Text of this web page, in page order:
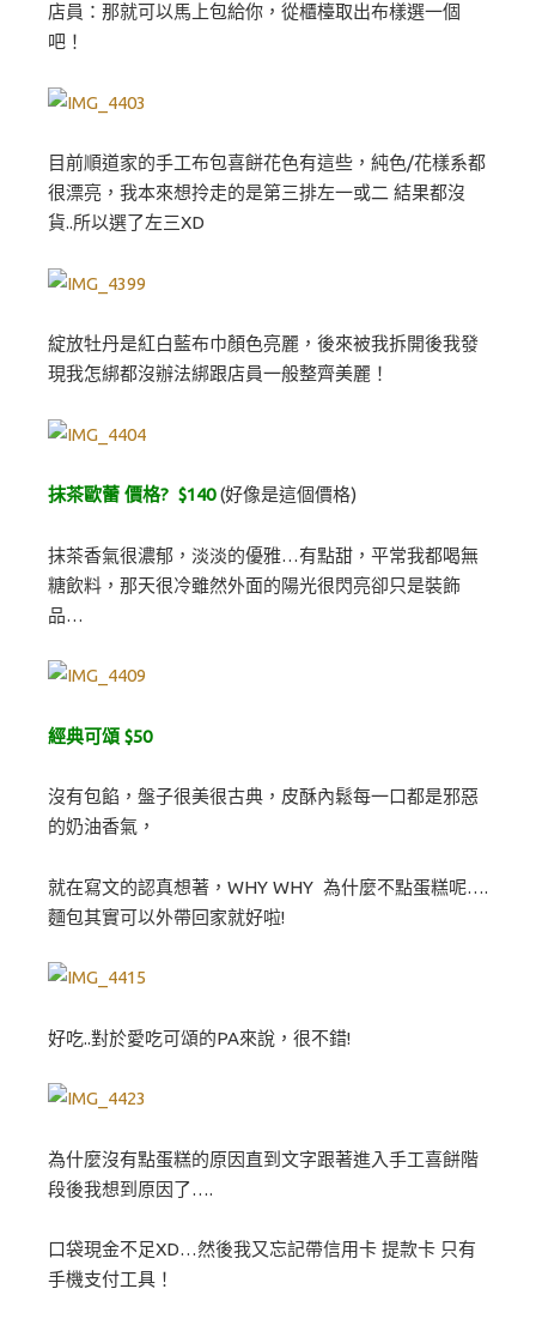
店員：那就可以馬上包給你，從櫃檯取出布樣選一個
吧！
目前順道家的手工布包喜餅花色有這些，純色/花樣系都
很漂亮，我本來想拎走的是第三排左一或二 結果都沒
貨..所以選了左三XD
綻放牡丹是紅白藍布巾顏色亮麗，後來被我拆開後我發
現我怎綁都沒辦法綁跟店員一般整齊美麗！
抹茶歐蕾 價格? $140(好像是這個價格)
抹茶香氣很濃郁，淡淡的優雅…有點甜，平常我都喝無
糖飲料，那天很冷雖然外面的陽光很閃亮卻只是裝飾
品…
經典可頌 $50
沒有包餡，盤子很美很古典，皮酥內鬆每一口都是邪惡
的奶油香氣，
就在寫文的認真想著，WHY WHY 為什麼不點蛋糕呢….
麵包其實可以外帶回家就好啦!
好吃..對於愛吃可頌的PA來說，很不錯!
為什麼沒有點蛋糕的原因直到文字跟著進入手工喜餅階
段後我想到原因了….
口袋現金不足XD…然後我又忘記帶信用卡 提款卡 只有
手機支付工具！